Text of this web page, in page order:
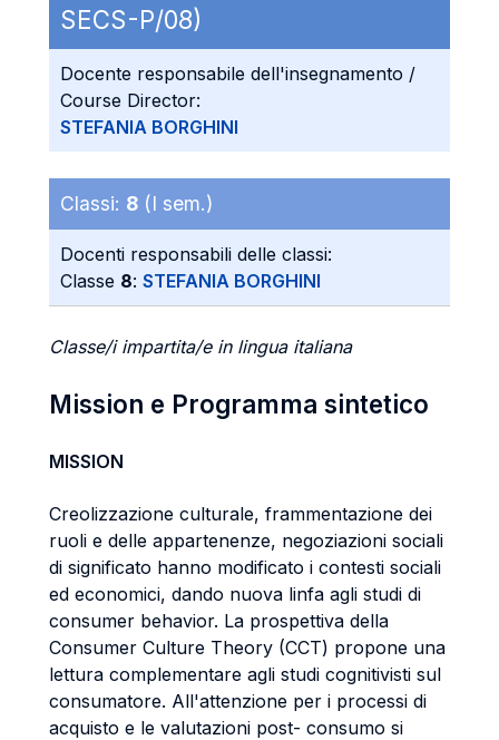
SECS-P/08)
Docente responsabile dell'insegnamento /
Course Director:
STEFANIA BORGHINI
Classi: 8 (I sem.)
Docenti responsabili delle classi:
Classe 8: STEFANIA BORGHINI
Classe/i impartita/e in lingua italiana
Mission e Programma sintetico
MISSION
Creolizzazione culturale, frammentazione dei
ruoli e delle appartenenze, negoziazioni sociali
di significato hanno modificato i contesti sociali
ed economici, dando nuova linfa agli studi di
consumer behavior. La prospettiva della
Consumer Culture Theory (CCT) propone una
lettura complementare agli studi cognitivisti sul
consumatore. All'attenzione per i processi di
acquisto e le valutazioni post- consumo si